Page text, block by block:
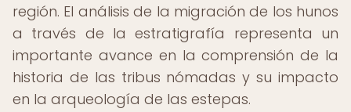
región. El análisis de la migración de los hunos
a través de la estratigrafía representa un
importante avance en la comprensión de la
historia de las tribus nómadas y su impacto
en la arqueología de las estepas.